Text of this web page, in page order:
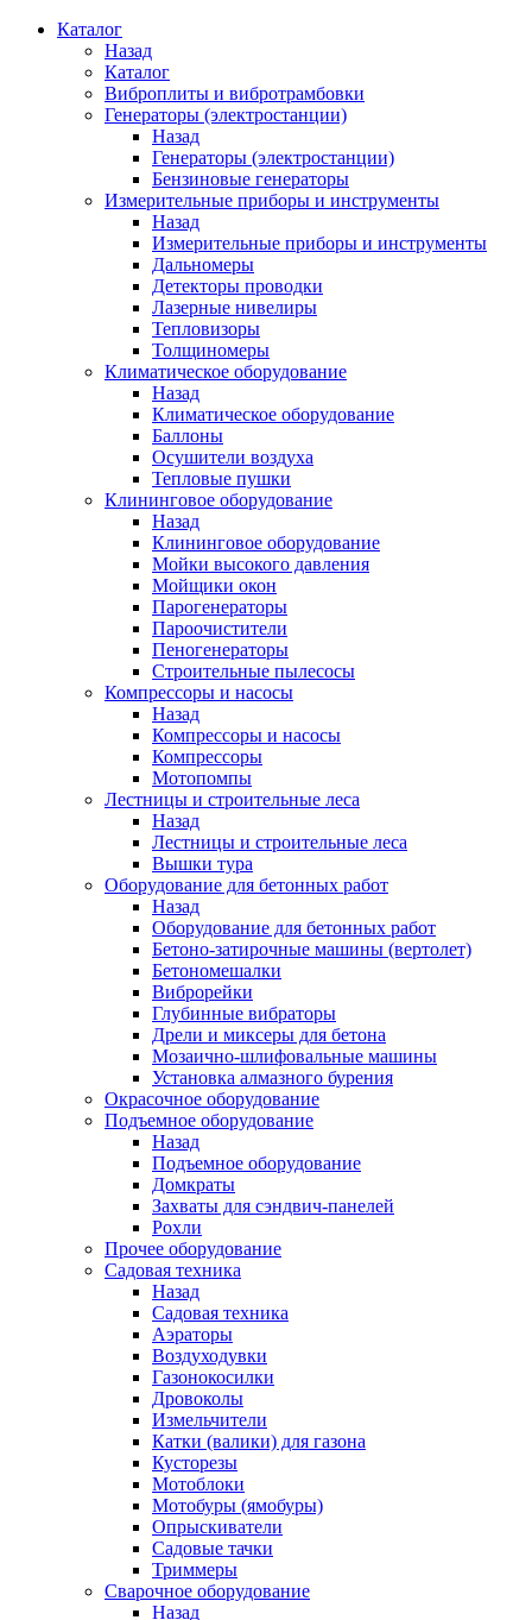
Каталог
Назад
Каталог
Виброплиты и вибротрамбовки
Генераторы (электростанции)
Назад
Генераторы (электростанции)
Бензиновые генераторы
Измерительные приборы и инструменты
Назад
Измерительные приборы и инструменты
Дальномеры
Детекторы проводки
Лазерные нивелиры
Тепловизоры
Толщиномеры
Климатическое оборудование
Назад
Климатическое оборудование
Баллоны
Осушители воздуха
Тепловые пушки
Клининговое оборудование
Назад
Клининговое оборудование
Мойки высокого давления
Мойщики окон
Парогенераторы
Пароочистители
Пеногенераторы
Строительные пылесосы
Компрессоры и насосы
Назад
Компрессоры и насосы
Компрессоры
Мотопомпы
Лестницы и строительные леса
Назад
Лестницы и строительные леса
Вышки тура
Оборудование для бетонных работ
Назад
Оборудование для бетонных работ
Бетоно-затирочные машины (вертолет)
Бетономешалки
Виброрейки
Глубинные вибраторы
Дрели и миксеры для бетона
Мозаично-шлифовальные машины
Установка алмазного бурения
Окрасочное оборудование
Подъемное оборудование
Назад
Подъемное оборудование
Домкраты
Захваты для сэндвич-панелей
Рохли
Прочее оборудование
Садовая техника
Назад
Садовая техника
Аэраторы
Воздуходувки
Газонокосилки
Дровоколы
Измельчители
Катки (валики) для газона
Кусторезы
Мотоблоки
Мотобуры (ямобуры)
Опрыскиватели
Садовые тачки
Триммеры
Сварочное оборудование
Назад